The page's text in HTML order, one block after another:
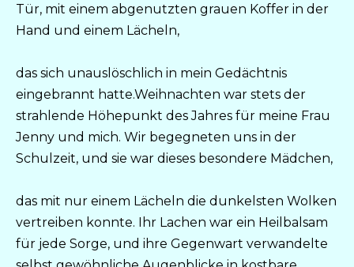
Tür, mit einem abgenutzten grauen Koffer in der
Hand und einem Lächeln,
das sich unauslöschlich in mein Gedächtnis
eingebrannt hatte.Weihnachten war stets der
strahlende Höhepunkt des Jahres für meine Frau
Jenny und mich. Wir begegneten uns in der
Schulzeit, und sie war dieses besondere Mädchen,
das mit nur einem Lächeln die dunkelsten Wolken
vertreiben konnte. Ihr Lachen war ein Heilbalsam
für jede Sorge, und ihre Gegenwart verwandelte